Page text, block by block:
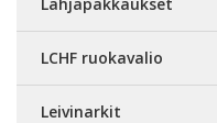
LCHF ruokavalio
Leivinarkit